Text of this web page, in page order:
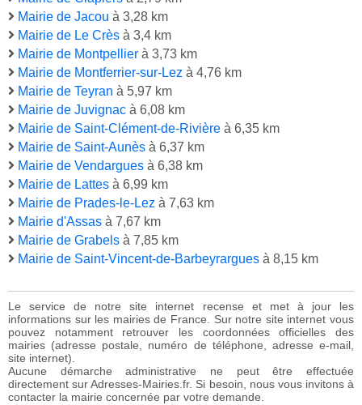
Mairie de Jacou à 3,28 km
Mairie de Le Crès à 3,4 km
Mairie de Montpellier à 3,73 km
Mairie de Montferrier-sur-Lez à 4,76 km
Mairie de Teyran à 5,97 km
Mairie de Juvignac à 6,08 km
Mairie de Saint-Clément-de-Rivière à 6,35 km
Mairie de Saint-Aunès à 6,37 km
Mairie de Vendargues à 6,38 km
Mairie de Lattes à 6,99 km
Mairie de Prades-le-Lez à 7,63 km
Mairie d'Assas à 7,67 km
Mairie de Grabels à 7,85 km
Mairie de Saint-Vincent-de-Barbeyrargues à 8,15 km
Le service de notre site internet recense et met à jour les
informations sur les mairies de France. Sur notre site internet vous
pouvez notamment retrouver les coordonnées officielles des
mairies (adresse postale, numéro de téléphone, adresse e-mail,
site internet).
Aucune démarche administrative ne peut être effectuée
directement sur Adresses-Mairies.fr. Si besoin, nous vous invitons à
contacter la mairie concernée par votre demande.